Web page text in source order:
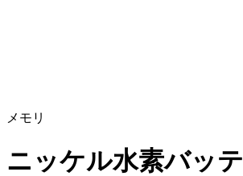
メモリ
ニッケル水素バッ